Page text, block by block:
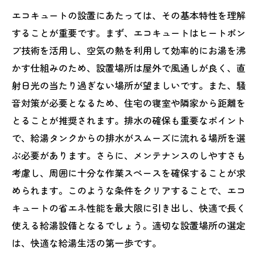
場所の決め方ガイド
騒音対策から排水環境まで押さえるべき重要ポ
イント
エコキュート導入前に知っておきたい設置場所
の条件まとめ
エコキュートの設置にあたっては、その基本特性を理解
することが重要です。まず、エコキュートはヒートポン
プ技術を活用し、空気の熱を利用して効率的にお湯を沸
かす仕組みのため、設置場所は屋外で風通しが良く、直
射日光の当たり過ぎない場所が望ましいです。また、騒
音対策が必要となるため、住宅の寝室や隣家から距離を
とることが推奨されます。排水の確保も重要なポイント
で、給湯タンクからの排水がスムーズに流れる場所を選
ぶ必要があります。さらに、メンテナンスのしやすさも
考慮し、周囲に十分な作業スペースを確保することが求
められます。このような条件をクリアすることで、エコ
キュートの省エネ性能を最大限に引き出し、快適で長く
使える給湯設備となるでしょう。適切な設置場所の選定
は、快適な給湯生活の第一歩です。